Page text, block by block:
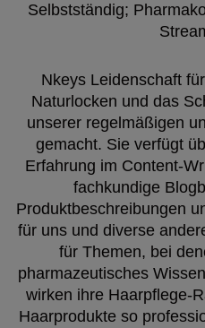
Selbstständig;
Nkeys Leidenschaft
Naturlocken und das
unserer regelmäßigen
gemacht. Sie verfügt
Erfahrung im Content-
fachkundige
Produktbeschreibungen
für uns und diverse
für Themen, bei
pharmazeutisches
wirken ihre Haarpflege-
Haarprodukte so